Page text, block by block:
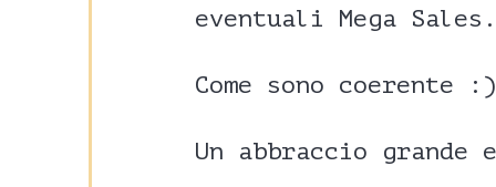
eventuali Mega Sales.
Come sono coerente :)
Un abbraccio grande